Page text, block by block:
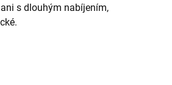
s dlouhým nabíjením,